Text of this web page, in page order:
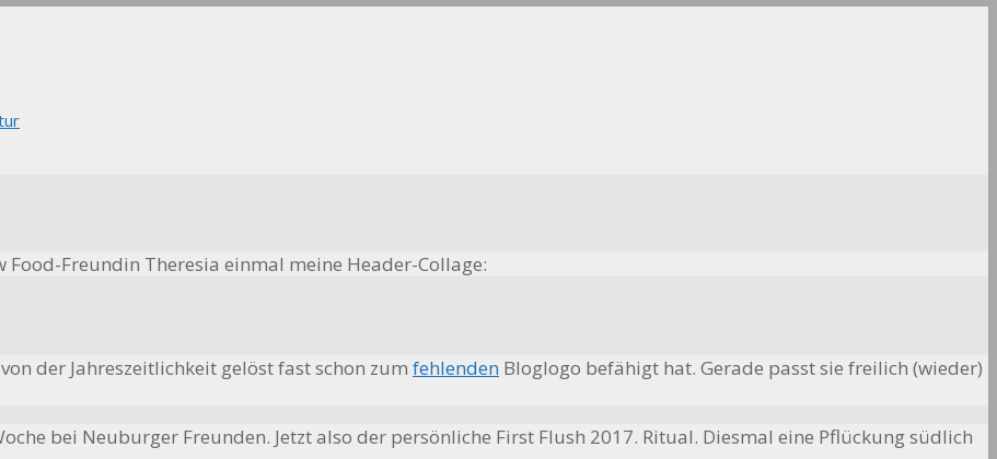
Freundin Theresia einmal meine Header-Collage:
der Jahreszeitlichkeit gelöst fast schon zum fehlenden Bloglogo befähigt hat. Gerade passt sie freilich (wieder)
bei Neuburger Freunden. Jetzt also der persönliche First Flush 2017. Ritual. Diesmal eine Pflückung südlich